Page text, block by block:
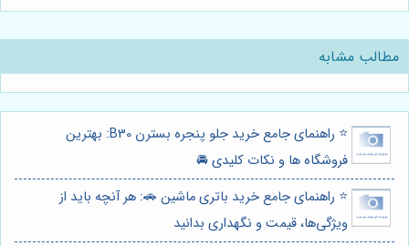
مطالب مشابه
⭐️ راهنمای جامع خرید جلو پنجره بسترن B30: بهترین
فروشگاه ها و نکات کلیدی 🚘
⭐️ راهنمای جامع خرید باتری ماشین 🚗: هر آنچه باید از
ویژگی‌ها، قیمت و نگهداری بدانید